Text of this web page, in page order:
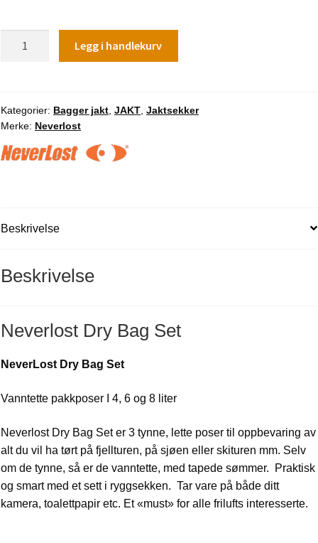
antall
Legg i handlekurv
Kategorier: Bagger jakt JAKT Jaktsekker
Merke: Neverlost
Beskrivelse
Beskrivelse
Neverlost Dry Bag Set
NeverLost Dry Bag Set
Vanntette pakkposer I 4, 6 og 8 liter
Neverlost Dry Bag Set er 3 tynne, lette poser til oppbevaring av
alt du vil ha tørt på fjellturen, på sjøen eller skituren mm. Selv
om de tynne, så er de vanntette, med tapede sømmer. Praktisk
og smart med et sett i ryggsekken. Tar vare på både ditt
kamera, toalettpapir etc. Et «must» for alle frilufts interesserte.